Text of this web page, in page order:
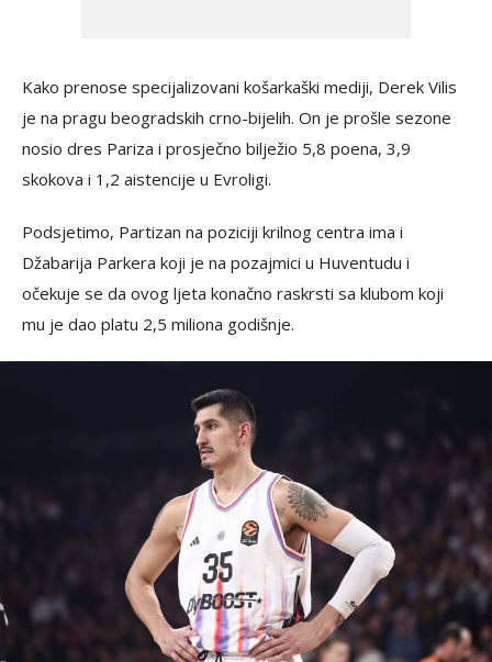
Kako prenose specijalizovani košarkaški mediji, Derek Vilis
je na pragu beogradskih crno-bijelih. On je prošle sezone
nosio dres Pariza i prosječno bilježio 5,8 poena, 3,9
skokova i 1,2 aistencije u Evroligi.
Podsjetimo, Partizan na poziciji krilnog centra ima i
Džabarija Parkera koji je na pozajmici u Huventudu i
očekuje se da ovog ljeta konačno raskrsti sa klubom koji
mu je dao platu 2,5 miliona godišnje.